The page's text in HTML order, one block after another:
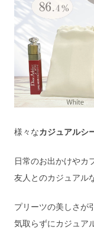
様々なカジュアルシ
日常のお出かけやカ
友人とのカジュアル
プリーツの美しさが
気取らずにカジュア